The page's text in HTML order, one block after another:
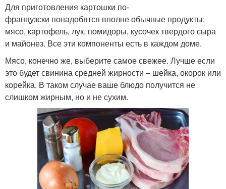
Для приготовления картошки по-
французски понадобятся вполне обычные продукты:
мясо, картофель, лук, помидоры, кусочек твердого сыра
и майонез. Все эти компоненты есть в каждом доме.
Мясо, конечно же, выберите самое свежее. Лучше если
это будет свинина средней жирности – шейка, окорок или
корейка. В таком случае ваше блюдо получится не
слишком жирным, но и не сухим.